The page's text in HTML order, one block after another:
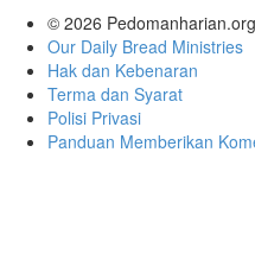
© 2026 Pedomanharian.org
Our Daily Bread Ministries
Hak dan Kebenaran
Terma dan Syarat
Polisi Privasi
Panduan Memberikan